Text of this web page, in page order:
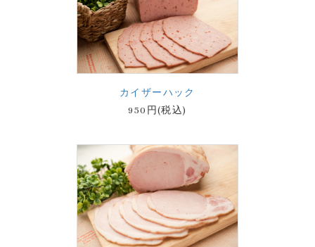
カイザーハック
950円(税込)